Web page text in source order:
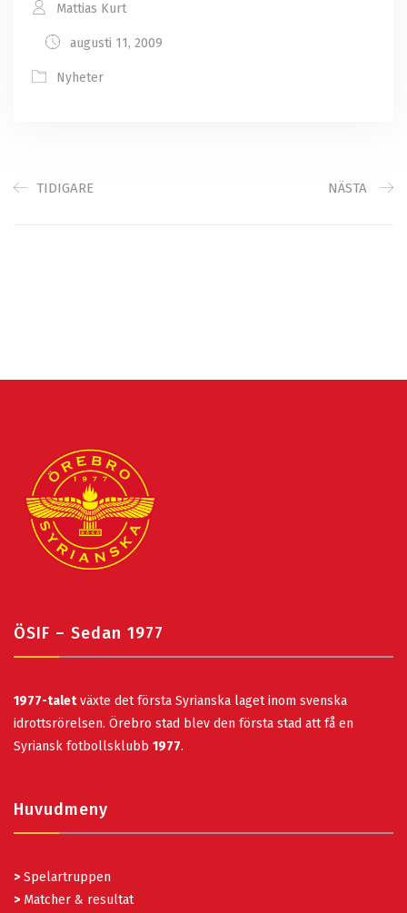
Mattias Kurt
augusti 11, 2009
Nyheter
TIDIGARE NÄSTA
ÖSIF – Sedan 1977
1977-taletväxte det första Syrianska laget inom svenska
idrottsrörelsen. Örebro stad blev den första stad att få en
Syriansk fotbollsklubb 1977.
Huvudmeny
> Spelartruppen
> Matcher & resultat